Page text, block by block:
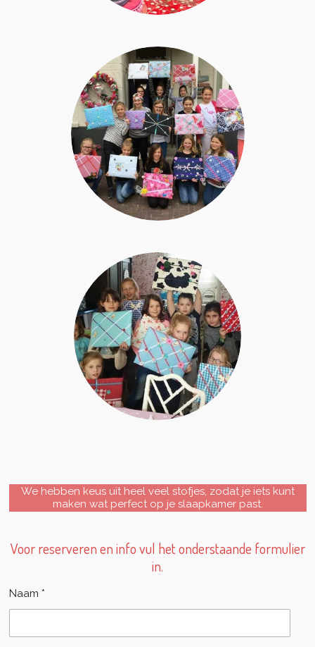
We hebben keus uit heel veel stofjes, zodat je iets kunt
maken wat perfect op je slaapkamer past.
Voor reserveren en info vul het onderstaande formulier
in.
Naam *